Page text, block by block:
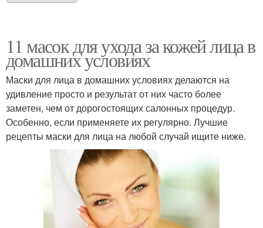
11 масок для ухода за кожей лица в
домашних условиях
Маски для лица в домашних условиях делаются на
удивление просто и результат от них часто более
заметен, чем от дорогостоящих салонных процедур.
Особенно, если применяете их регулярно. Лучшие
рецепты маски для лица на любой случай ищите ниже.